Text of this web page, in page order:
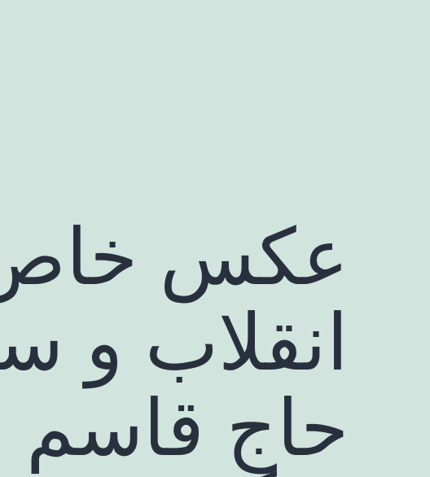
عکس خاص
انقلاب و
حاج قاسم